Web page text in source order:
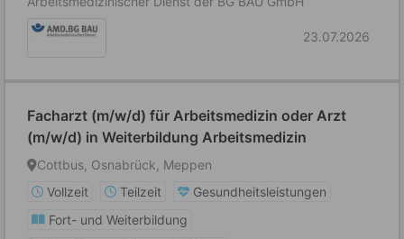
23.07.2026
Facharzt (m/w/d) für Arbeitsmedizin oder Arzt
(m/w/d) in Weiterbildung Arbeitsmedizin
Cottbus, Osnabrück, Meppen
Vollzeit
Teilzeit
Gesundheitsleistungen
Fort- und Weiterbildung